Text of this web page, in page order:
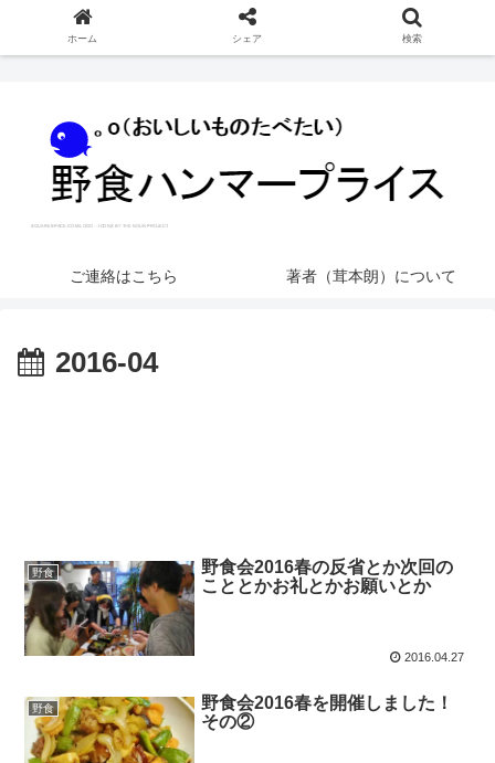
ご連絡はこちら 著者（茸本朗）について
2016-04
野食
野食会2016春の反省とか次回の
こととかお礼とかお願いとか
2016.04.27
野食
野食会2016春を開催しました！
その②
ホーム シェア 検索